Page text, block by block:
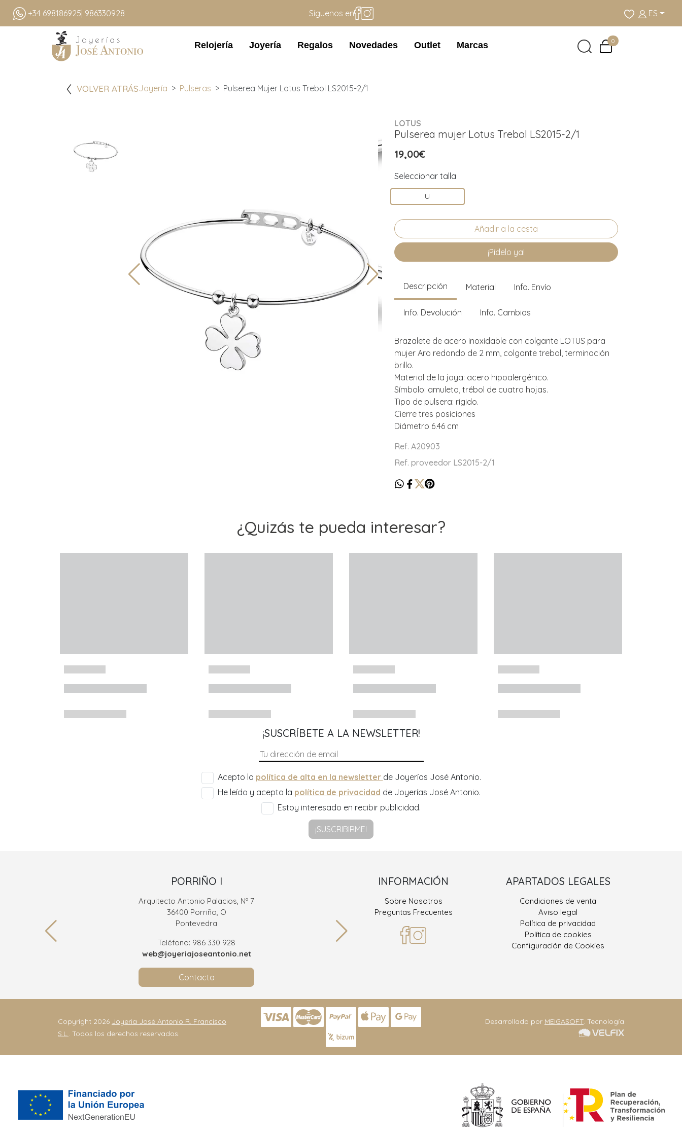
+34 698186925 | 986330928 Síguenos en ES
Relojería Joyería Regalos Novedades Outlet Marcas 0
VOLVER ATRÁSJoyería Pulseras Pulserea Mujer Lotus Trebol LS2015-2/1
LOTUS
Pulserea mujer Lotus Trebol LS2015-2/1
19,00€
Seleccionar talla
U
¡Pídelo ya!
Descripción Material Info. Envío
Info. Devolución Info. Cambios
Brazalete de acero inoxidable con colgante LOTUS para
mujer Aro redondo de 2 mm, colgante trebol, terminación
brillo.
Material de la joya: acero hipoalergénico.
Símbolo: amuleto, trébol de cuatro hojas.
Tipo de pulsera: rígido.
Cierre tres posiciones
Diámetro 6.46 cm
Ref. A20903
Ref. proveedor LS2015-2/1
¿Quizás te pueda interesar?
¡SUSCRÍBETE A LA NEWSLETTER!
Acepto la política de alta en la newsletter de Joyerías José Antonio.
He leído y acepto la política de privacidad de Joyerías José Antonio.
Estoy interesado en recibir publicidad.
¡SUSCRIBIRME!
PORRIÑO I
Arquitecto Antonio Palacios, Nº 7
36400 Porriño, O
Pontevedra
Teléfono: 986 330 928
web@joyeriajoseantonio.net
Contacta
Ramón González, Nº 9
36400 Porriño, O
Teléfono: 986 330 928
INFORMACIÓN
Sobre Nosotros
Preguntas Frecuentes
APARTADOS LEGALES
Condiciones de venta
Aviso legal
Política de privacidad
Política de cookies
Configuración de Cookies
Copyright 2026 Joyeria José Antonio R. Francisco
S.L.. Todos los derechos reservados.
Desarrollado por MEIGASOFT. Tecnología